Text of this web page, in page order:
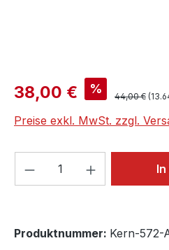
Verkaufspreis:
38,00 € % Regulärer
44,00 €
Preise exkl. MwSt. zzgl.
Produkt Anzahl:
Produktnummer: Kern-572-